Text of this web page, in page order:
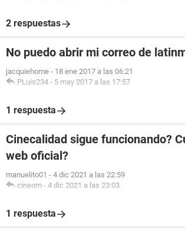
2 respuestas
No puedo abrir mi correo de
jacquiehome - 18 ene 2017 a las 06:21
PLuis234 - 5 may 2017 a las 17:57
1 respuesta
Cinecalidad sigue funcionando?
web oficial?
manuelito01 - 4 dic 2021 a las 22:59
cineom - 4 dic 2021 a las 23:03
1 respuesta